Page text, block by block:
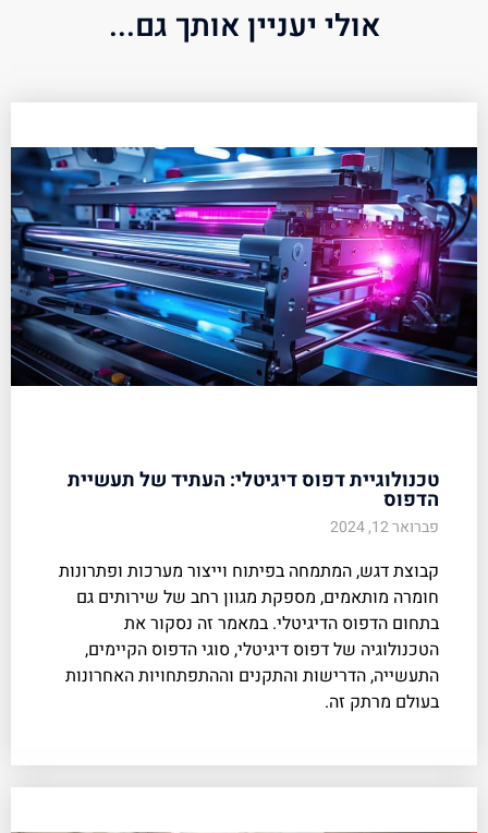
אולי יעניין אותך גם...
טכנולוגיית דפוס דיגיטלי: העתיד של תעשיית
הדפוס
פברואר 12, 2024
קבוצת דגש, המתמחה בפיתוח וייצור מערכות ופתרונות
חומרה מותאמים, מספקת מגוון רחב של שירותים גם
בתחום הדפוס הדיגיטלי. במאמר זה נסקור את
הטכנולוגיה של דפוס דיגיטלי, סוגי הדפוס הקיימים,
התעשייה, הדרישות והתקנים וההתפתחויות האחרונות
בעולם מרתק זה.